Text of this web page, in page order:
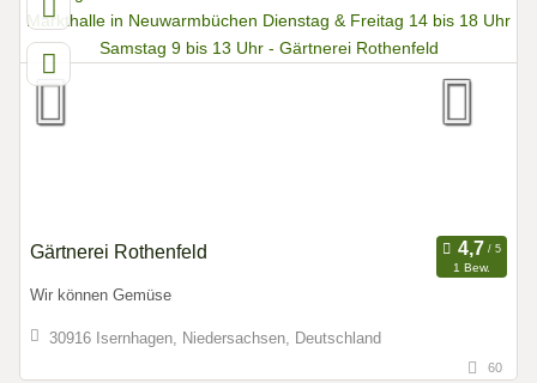
Gärtnerei Rothenfeld
1 Bew.
Wir können Gemüse
30916 Isernhagen, Niedersachsen, Deutschland
60